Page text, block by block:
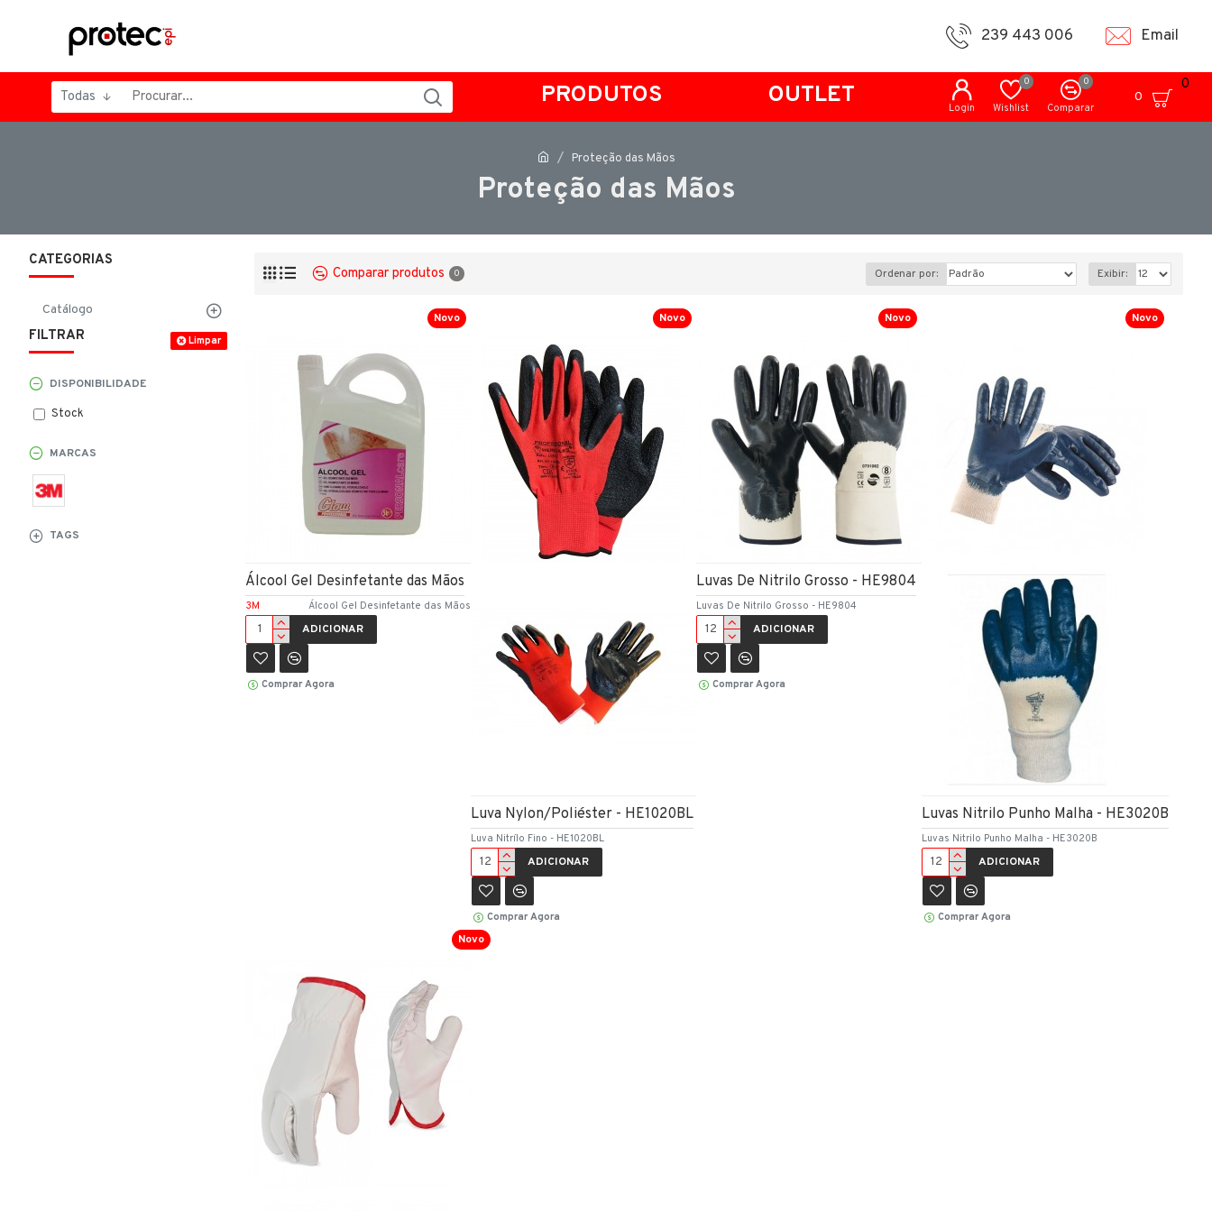
239 443 006 Email
PRODUTOS OUTLET
Todas
Login Wishlist
0
Comparar
0
0
0
Proteção das Mãos
Proteção das Mãos
CATEGORIAS
Catálogo
FILTRAR Limpar
MARCAS
TAGS
DISPONIBILIDADE
Stock
Comparar produtos 0 Ordenar por: Exibir:
Novo
3M Álcool Gel Desinfetante das Mãos
Álcool Gel Desinfetante das Mãos
ADICIONAR
Comprar Agora
Novo
Luva Nitrílo Fino - HE1020BL
Luva Nylon/Poliéster - HE1020BL
ADICIONAR
Comprar Agora
Novo
Luvas De Nitrilo Grosso - HE9804
Luvas De Nitrilo Grosso - HE9804
ADICIONAR
Comprar Agora
Novo
Luvas Nitrilo Punho Malha - HE3020B
Luvas Nitrilo Punho Malha - HE3020B
ADICIONAR
Comprar Agora
Novo